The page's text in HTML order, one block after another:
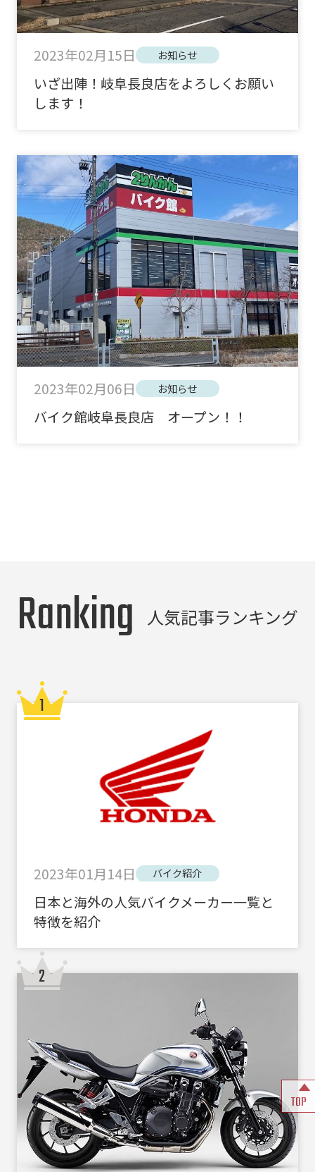
2023年02月15日 お知らせ
いざ出陣！岐阜長良店をよろしくお願い
します！
2023年02月06日 お知らせ
バイク館岐阜長良店 オープン！！
Ranking 人気記事ランキング
2023年01月14日 バイク紹介
日本と海外の人気バイクメーカー一覧と
特徴を紹介
TOP